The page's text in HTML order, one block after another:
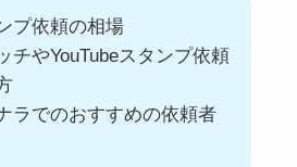
プ依頼の相場
チやYouTubeスタンプ依頼
ラでのおすすめの依頼者